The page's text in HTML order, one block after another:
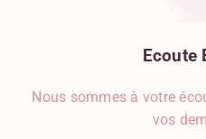
Ecoute
Nous sommes à votre
vos